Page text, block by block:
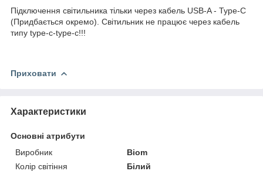
Підключення світильника тільки через кабель USB-A - Type-C
(Придбається окремо). Світильник не працює через кабель
типу type-c-type-c!!!
Приховати
Характеристики
Основні атрибути
Виробник
Biom
Колір світіння
Білий